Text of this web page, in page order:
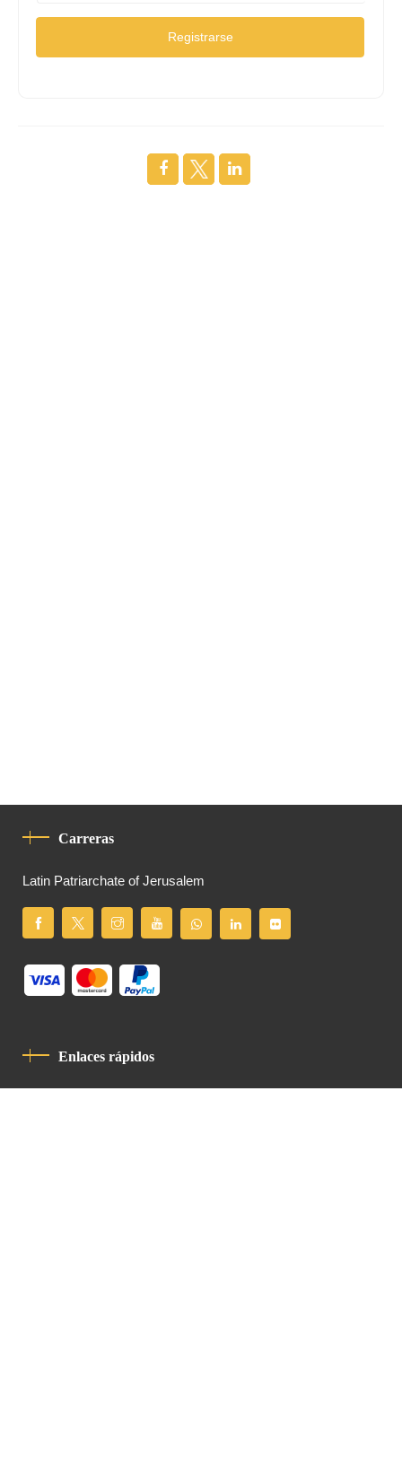
Registrarse
Carreras
Latin Patriarchate of Jerusalem
Enlaces rápidos